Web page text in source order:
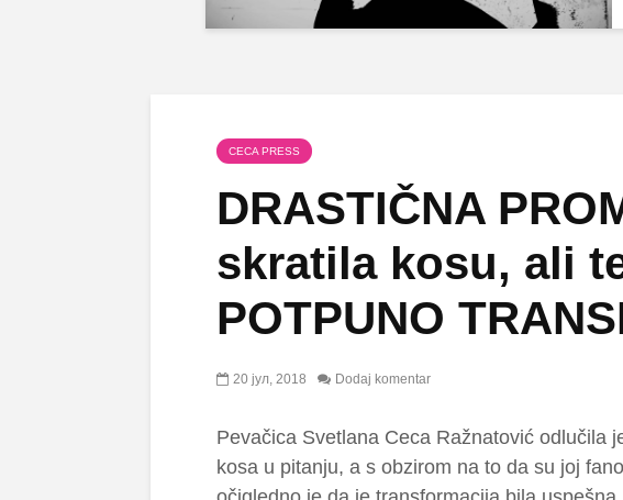
CECA PRESS
DRASTIČNA
skratila kosu, ali
POTPUNO
20 јул, 2018 Dodaj komentar
Pevačica Svetlana Ceca Ražnatović odlučila
kosa u pitanju, a s obzirom na to da su joj